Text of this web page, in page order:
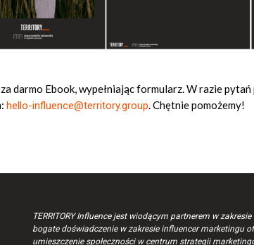
darmo Ebook, wypełniając formularz. W razie
hello-influence@territory.group. Chętnie pomożemy!
TERRITORY Influence jest wiodącym partnerem w
bogate doświadczenie w zakresie influencer marketingu
umieszczenie społeczności w centrum strategii